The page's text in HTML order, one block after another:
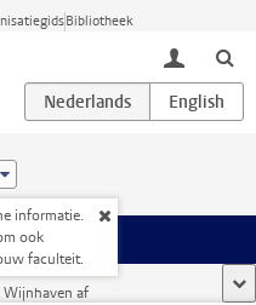
Bibliotheek
toggle
informatie.
ook
faculteit.
Wijnhaven af